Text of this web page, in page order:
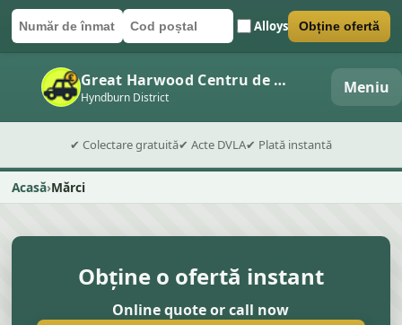
Număr de înmatriculare
Cod poștal Alloys
Trimite formularul Obține ofertă
Great Harwood Centru de dezmembrări auto
Hyndburn District Meniu
✔ Colectare gratuită✔ Acte DVLA✔ Plată instantă
Acasă Mărci
Obține o ofertă instant
Online quote or call now